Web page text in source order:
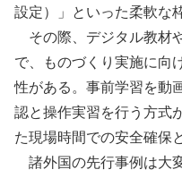
設定）」といった柔軟な
その際、デジタル教材
で、ものづくり実施に向
性がある。事前学習を動
認と操作実習を行う方式
た現場時間での安全確保
諸外国の先行事例は大